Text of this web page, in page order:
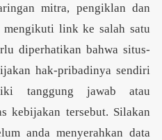
mitra, pengiklan dan
link ke salah satu
diperhatikan bahwa situs-
hak-pribadinya sendiri
tanggung jawab atau
kebijakan tersebut. Silakan
anda menyerahkan data